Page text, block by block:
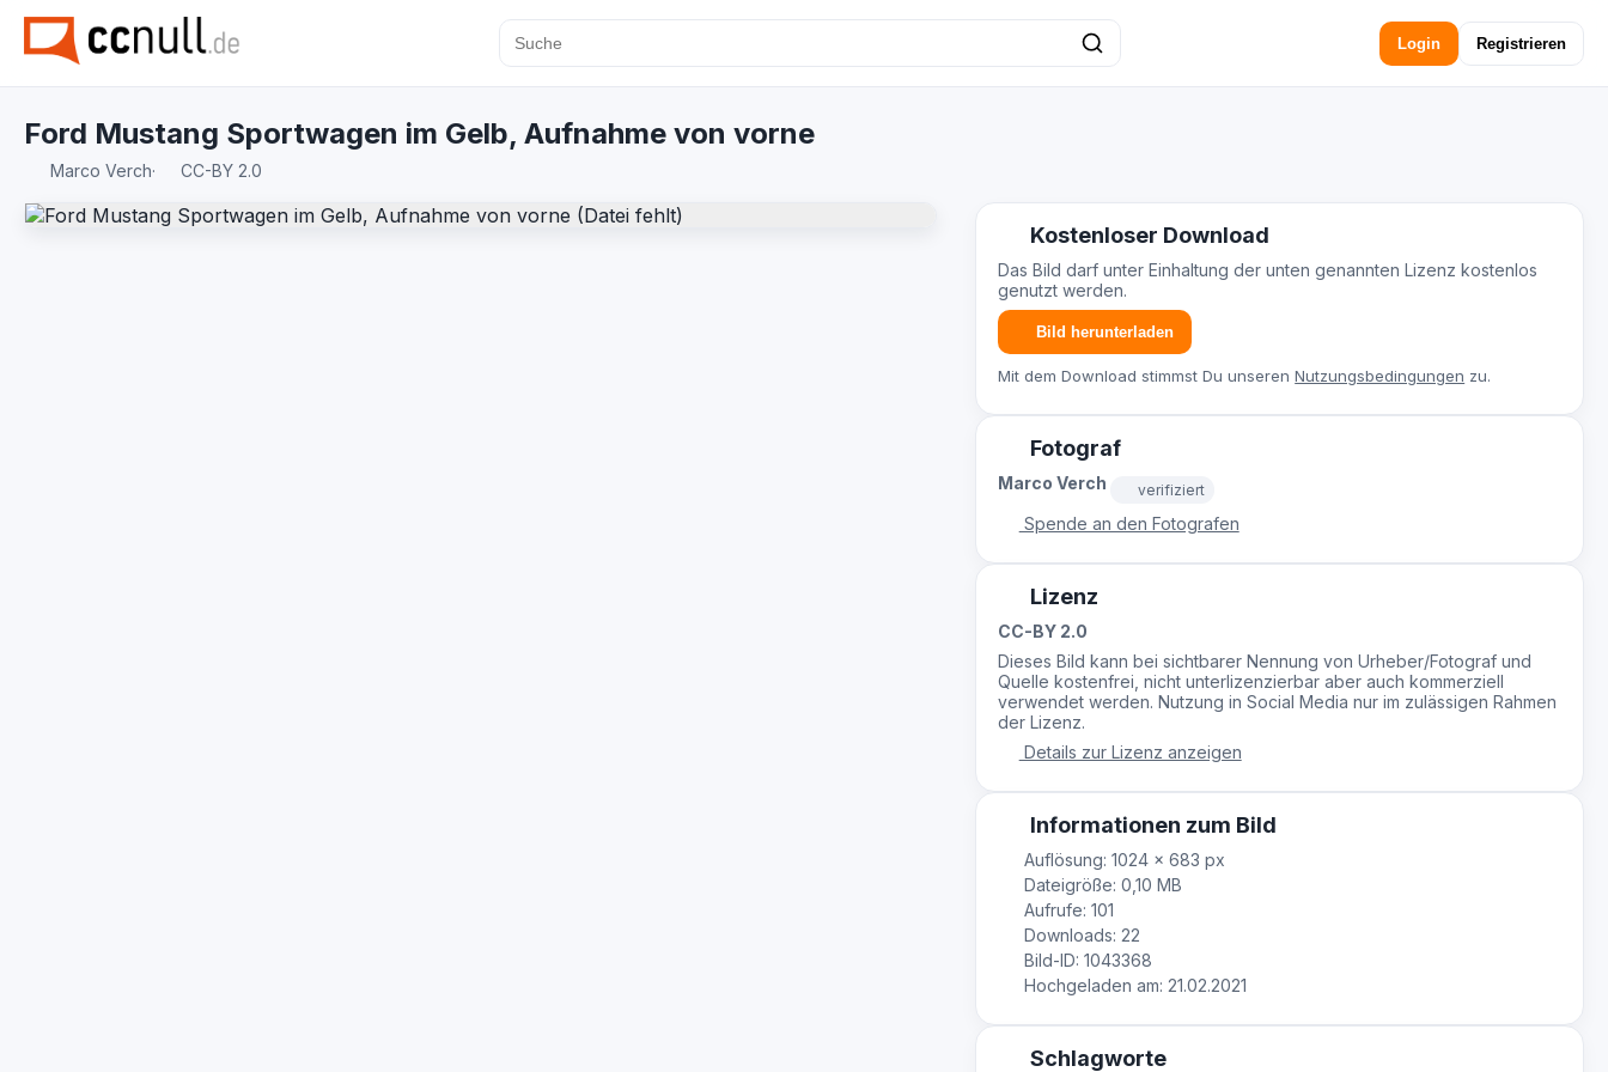
Login Registrieren
Ford Mustang Sportwagen im Gelb, Aufnahme von vorne
Marco Verch· CC-BY 2.0
Kostenloser Download
Das Bild darf unter Einhaltung der unten genannten Lizenz kostenlos
genutzt werden.
Bild herunterladen
Mit dem Download stimmst Du unserenNutzungsbedingungen zu.
Fotograf
Marco Verch verifiziert
Spende an den Fotografen
Lizenz
CC-BY 2.0
Dieses Bild kann bei sichtbarer Nennung von Urheber/Fotograf und
Quelle kostenfrei, nicht unterlizenzierbar aber auch kommerziell
verwendet werden. Nutzung in Social Media nur im zulässigen Rahmen
der Lizenz.
Details zur Lizenz anzeigen
Informationen zum Bild
Auflösung: 1024 × 683 px
Dateigröße: 0,10 MB
Aufrufe: 101
Downloads: 22
Bild-ID: 1043368
Hochgeladen am: 21.02.2021
Schlagworte